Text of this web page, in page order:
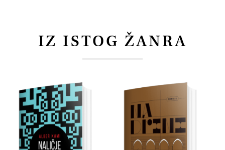
IZ ISTOG ŽANRA